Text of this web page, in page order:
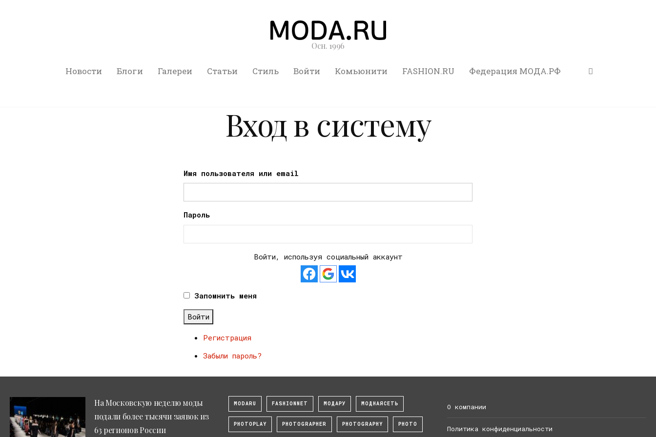
Осн. 1996
Новости Блоги Галереи Статьи Стиль Войти Комьюнити FASHION.RU Федерация МОДА.РФ
Вход в систему
Имя пользователя или email
Пароль
Войти, используя социальный аккаунт
Запомнить меня
Войти
Регистрация
Забыли пароль?
На Московскую неделю моды
подали более тысячи заявок из
63 регионов России
MODARU FASHIONNET МОДАРУ МОДНАЯСЕТЬ
PHOTOPLAY PHOTOGRAPHER PHOTOGRAPHY PHOTO
О компании
Политика конфиденциальности